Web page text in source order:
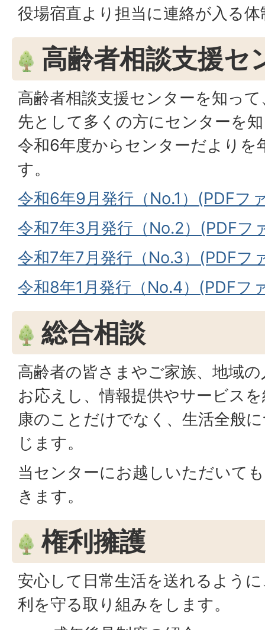
役場宿直より担当に連絡が入る
高齢者相談支援セ
高齢者相談支援センターを知っ
先として多くの方にセンターを
令和6年度からセンターだよりを
す。
令和6年9月発行（No.1）(PDFフ
令和7年3月発行（No.2）(PDFフ
令和7年7月発行（No.3）(PDFフ
令和8年1月発行（No.4）(PDFフ
総合相談
高齢者の皆さまやご家族、地域
お応えし、情報提供やサービス
康のことだけでなく、生活全般
じます。
当センターにお越しいただいて
きます。
権利擁護
安心して日常生活を送れるよう
利を守る取り組みをします。